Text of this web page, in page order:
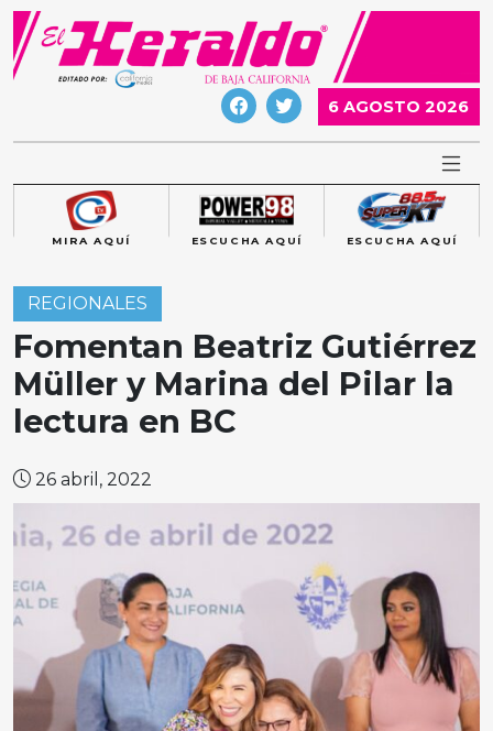
Skip
content
6 AGOSTO 2026
MIRA AQUÍ ESCUCHA AQUÍ ESCUCHA AQUÍ
REGIONALES
Fomentan Beatriz Gutiérrez
Müller y Marina del Pilar la
lectura en BC
26 abril, 2022